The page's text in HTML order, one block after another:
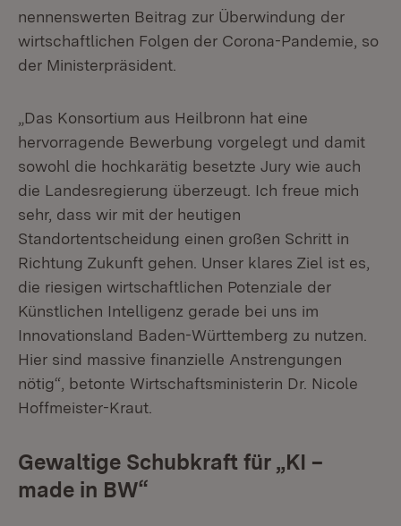
nennenswerten Beitrag zur Überwindung der
wirtschaftlichen Folgen der Corona-Pandemie, so
der Ministerpräsident.
„Das Konsortium aus Heilbronn hat eine
hervorragende Bewerbung vorgelegt und damit
sowohl die hochkarätig besetzte Jury wie auch
die Landesregierung überzeugt. Ich freue mich
sehr, dass wir mit der heutigen
Standortentscheidung einen großen Schritt in
Richtung Zukunft gehen. Unser klares Ziel ist es,
die riesigen wirtschaftlichen Potenziale der
Künstlichen Intelligenz gerade bei uns im
Innovationsland Baden-Württemberg zu nutzen.
Hier sind massive finanzielle Anstrengungen
nötig“, betonte Wirtschaftsministerin Dr. Nicole
Hoffmeister-Kraut.
Gewaltige Schubkraft für „KI –
made in BW“